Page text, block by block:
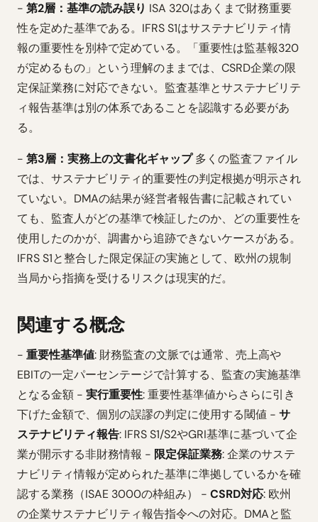
- 第2層：基準の読み誤り ISA 320はあくまで財務重要
性を定めた基準である。IFRS S1はサステナビリティ情
報の重要性を別枠で定めている。「重要性は監基報320
が定めるもの」という理解のままでは、CSRD企業の限
定保証業務に対応できない。監査基準とサステナビリテ
ィ報告基準は別の体系であることを認識する必要があ
る。
- 第3層：実務上の文書化ギャップ多くの監査ファイル
では、サステナビリティ的重要性の判定根拠が明示され
ていない。DMAの結果が経営者報告書に記載されてい
ても、監査人がどの基準で検証したのか、どの重要性を
使用したのかが、調書から追跡できないケースがある。
IFRS S1と整合した限定保証の実施として、欧州の規制
当局から指摘を受けるリスクは現実的だ。
関連する概念
- 重要性基準値: 財務監査の文脈では通常、売上高や
EBITの一定パーセンテージで計算する、監査の実施基準
となる金額 - 実行重要性: 重要性基準値からさらに引き
下げた金額で、個別の誤謬の判定に使用する閾値 - サ
ステナビリティ報告: IFRS S1/S2やGRI基準に基づいて企
業が開示する非財務情報 - 限定保証業務: 企業のサステ
ナビリティ情報が定められた基準に準拠しているかを確
認する業務（ISAE 3000の枠組み） - CSRD対応: 欧州
の企業サステナビリティ報告指令への対応。DMAと監